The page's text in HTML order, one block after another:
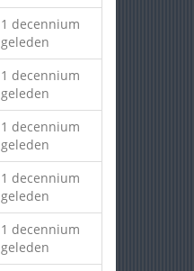
1 decennium
geleden
1 decennium
geleden
1 decennium
geleden
1 decennium
geleden
1 decennium
geleden